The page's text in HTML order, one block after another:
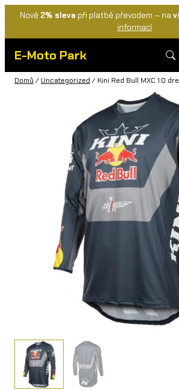
Nově 2% sleva při platbě převodem — na
informací
E-Moto Park
Domů / Uncategorized / Kini Red Bull MXC 1.0